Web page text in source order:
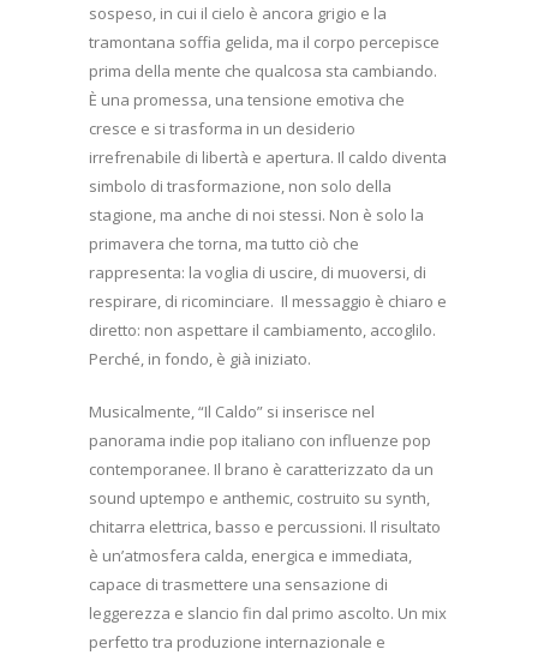
sospeso, in cui il cielo è ancora grigio e la
tramontana soffia gelida, ma il corpo percepisce
prima della mente che qualcosa sta cambiando.
È una promessa, una tensione emotiva che
cresce e si trasforma in un desiderio
irrefrenabile di libertà e apertura. Il caldo diventa
simbolo di trasformazione, non solo della
stagione, ma anche di noi stessi. Non è solo la
primavera che torna, ma tutto ciò che
rappresenta: la voglia di uscire, di muoversi, di
respirare, di ricominciare. Il messaggio è chiaro e
diretto: non aspettare il cambiamento, accoglilo.
Perché, in fondo, è già iniziato.
Musicalmente, “Il Caldo” si inserisce nel
panorama indie pop italiano con influenze pop
contemporanee. Il brano è caratterizzato da un
sound uptempo e anthemic, costruito su synth,
chitarra elettrica, basso e percussioni. Il risultato
è un’atmosfera calda, energica e immediata,
capace di trasmettere una sensazione di
leggerezza e slancio fin dal primo ascolto. Un mix
perfetto tra produzione internazionale e